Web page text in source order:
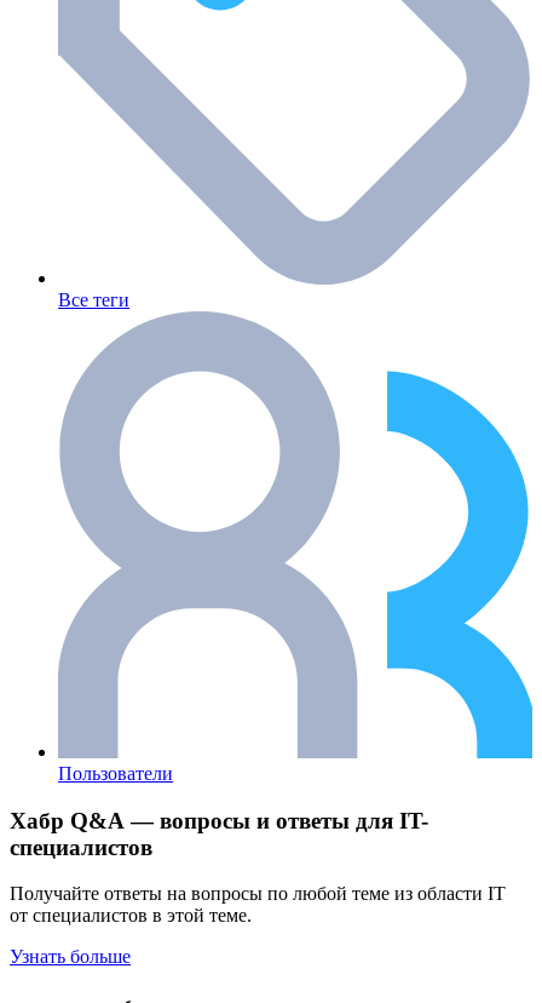
Все теги
Пользователи
Хабр Q&A — вопросы и ответы для IT-
специалистов
Получайте ответы на вопросы по любой теме из области IT
от специалистов в этой теме.
Узнать больше